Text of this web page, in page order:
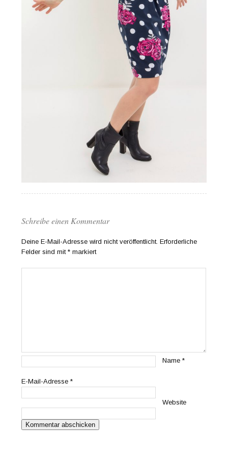
Schreibe einen Kommentar
Deine E-Mail-Adresse wird nicht veröffentlicht. Erforderliche
Felder sind mit* markiert
Name*
E-Mail-Adresse*
Website